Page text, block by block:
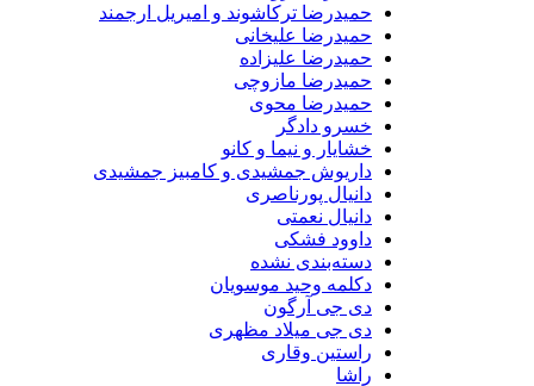
حمیدرضا ترکاشوند و امیریل ارجمند
حمیدرضا علیخانی
حمیدرضا علیزاده
حمیدرضا مازوچی
حمیدرضا محوی
خسرو دادگر
خشایار و نیما و کانو
داریوش جمشیدی و کامبیز جمشیدی
دانیال پورناصری
دانیال نعمتی
داوود فشکی
دسته‌بندی نشده
دکلمه وحید موسویان
دی جی آرگون
دی جی میلاد مظهری
راستین وقاری